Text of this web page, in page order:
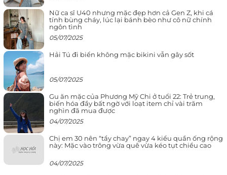
Nữ ca sĩ U40 nhưng mặc đẹp hơn cả Gen Z, khi cá
tính bùng cháy, lúc lại bánh bèo như cô nữ chính
ngôn tình
05/07/2025
Hải Tú đi biển không mặc bikini vẫn gây sốt
05/07/2025
Gu ăn mặc của Phương Mỹ Chi ở tuổi 22: Trẻ trung,
biến hóa đầy bất ngờ với loạt item chỉ vài trăm
nghìn đã mua được
04/07/2025
Chị em 30 nên “tẩy chay” ngay 4 kiểu quần ống rộng
này: Mặc vào trông vừa quê vừa kéo tụt chiều cao
04/07/2025